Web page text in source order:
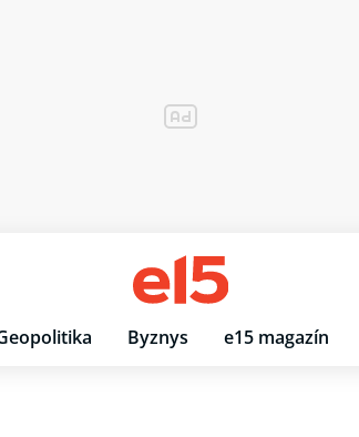
Byznys e15 magazín